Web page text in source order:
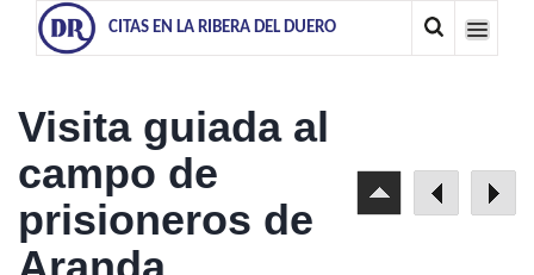
CITAS EN LA RIBERA DEL DUERO
Visita guiada al
campo de
prisioneros de